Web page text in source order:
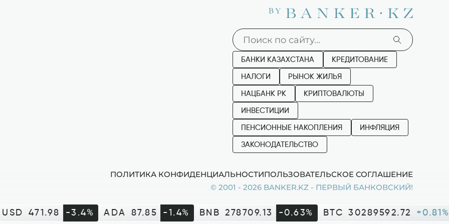
БАНКИ КАЗАХСТАНА КРЕДИТОВАНИЕ
НАЛОГИ РЫНОК ЖИЛЬЯ
НАЦБАНК РК КРИПТОВАЛЮТЫ
ИНВЕСТИЦИИ
ПЕНСИОННЫЕ НАКОПЛЕНИЯ ИНФЛЯЦИЯ
ЗАКОНОДАТЕЛЬСТВО
ПОЛИТИКА КОНФИДЕНЦИАЛЬНОСТИПОЛЬЗОВАТЕЛЬСКОЕ СОГЛАШЕНИЕ
© 2001 - 2026 BANKER.KZ - ПЕРВЫЙ БАНКОВСКИЙ!
USD 471.98 -3.4% ADA 87.85 -1.4% BNB 278709.13 -0.63% BTC 30289592.72 +0.81%